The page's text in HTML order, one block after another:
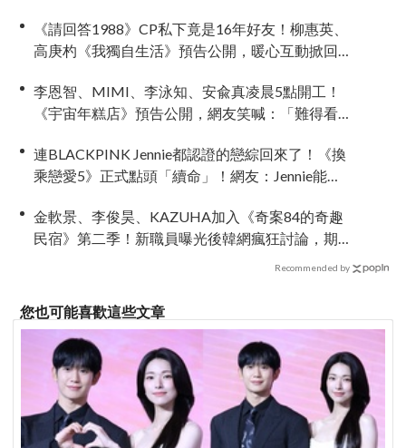
《請回答1988》CP私下竟是16年好友！柳惠英、
高庚杓《我獨自生活》預告公開，暖心互動掀回
李恩智、MIMI、李泳知、安兪真凌晨5點開工！
《宇宙年糕店》預告公開，網友笑喊：「難得看
連BLACKPINK Jennie都認證的戀綜回來了！《換
乘戀愛5》正式點頭「續命」！網友：Jennie能不
金軟景、李俊昊、KAZUHA加入《奇案84的奇趣
民宿》第二季！新職員曝光後韓網瘋狂討論，期
Recommended by
您也可能喜歡這些文章